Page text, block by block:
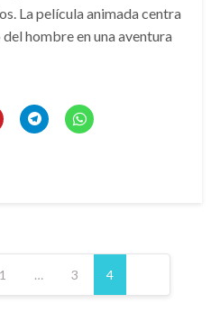
La película animada centra
hombre en una aventura
1 … 3 4